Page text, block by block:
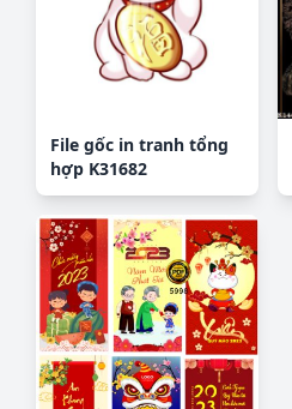
File gốc in tranh tổng
hợp K31682